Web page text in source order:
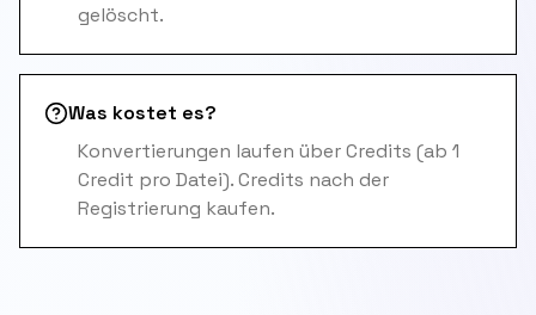
gelöscht.
Was kostet es?
Konvertierungen laufen über Credits (ab 1
Credit pro Datei). Credits nach der
Registrierung kaufen.